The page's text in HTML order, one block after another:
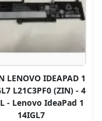
LENOVO IDEAPAD 1
L21C3PF0 (ZIN) - 4
- Lenovo IdeaPad 1
14IGL7